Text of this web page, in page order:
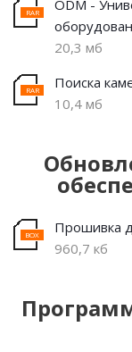
ODM -
20,3 мб
Поиска
10,4 мб
Прошивка
960,7 кб